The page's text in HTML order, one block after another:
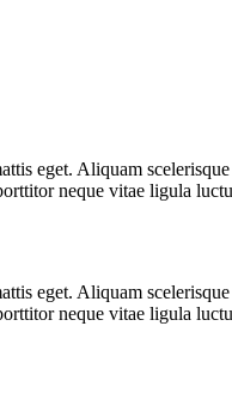
eget. Aliquam
neque vitae ligula
eget. Aliquam
neque vitae ligula